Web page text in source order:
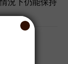
況下仍能保持